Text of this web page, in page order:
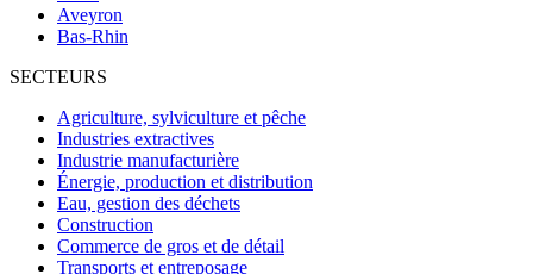
Aveyron
Bas-Rhin
SECTEURS
Agriculture, sylviculture et pêche
Industries extractives
Industrie manufacturière
Énergie, production et distribution
Eau, gestion des déchets
Construction
Commerce de gros et de détail
Transports et entreposage